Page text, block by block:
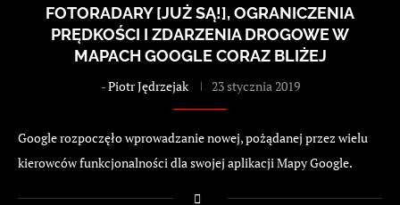
FOTORADARY [JUŻ SĄ!], OGRANICZENIA
PRĘDKOŚCI I ZDARZENIA DROGOWE W
MAPACH GOOGLE CORAZ BLIŻEJ
-Piotr Jędrzejak 23 stycznia 2019
Google rozpoczęło wprowadzanie nowej, pożądanej przez wielu
kierowców funkcjonalności dla swojej aplikacji Mapy Google.